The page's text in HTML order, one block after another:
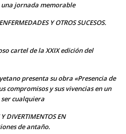
jornada memorable
Y OTROS SUCESOS.
cartel de la XXIX edición del
presenta su obra «Presencia de
compromisos y sus vivencias en un
cualquiera
Y DIVERTIMENTOS EN
de antaño.